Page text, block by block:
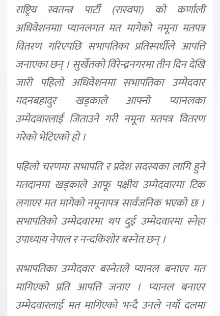
राष्ट्रिय स्वतन्त्र पार्टी (रास्वपा) को कर्णाली
अधिवेशनमाा प्यानलगत मत मागेको नमूना मतपत्र
वितरण गरिएपछि सभापतिका प्रतिस्पर्धीले आपत्ति
जनाएका छन् । सुर्खेतको विरेन्द्रनगरमा तीन दिन देखि
जारी पहिलो अधिवेशनमा सभापतिका उम्मेदवार
मदनबहादुर खड्काले आफ्नो प्यानलका
उम्मेदवारलाई जिताउने गरी नमूना मतपत्र वितरण
गरेको भेटिएको हो ।
पहिलो चरणमा सभापति र प्रदेश सदस्यका लागि हुने
मतदानमा खड्काले आफू पक्षीय उम्मेदवारमा टिक
लगाएर मत मागेको नमूनापत्र सार्वजनिक भएको छ ।
सभापतिको उम्मेदवारमा थप दुई उम्मेदवारमा स्नेहा
उपाध्याय नेपाल र नन्दकिशोर बस्नेत छन् ।
सभापतिका उम्मेदवार बस्नेतले प्यानल बनाएर मत
मागिएको प्रति आपत्ति जनाए । प्यानल बनाएर
उम्मेदवारलाई मत मागिएको भन्दै उनले नयाँ दलमा